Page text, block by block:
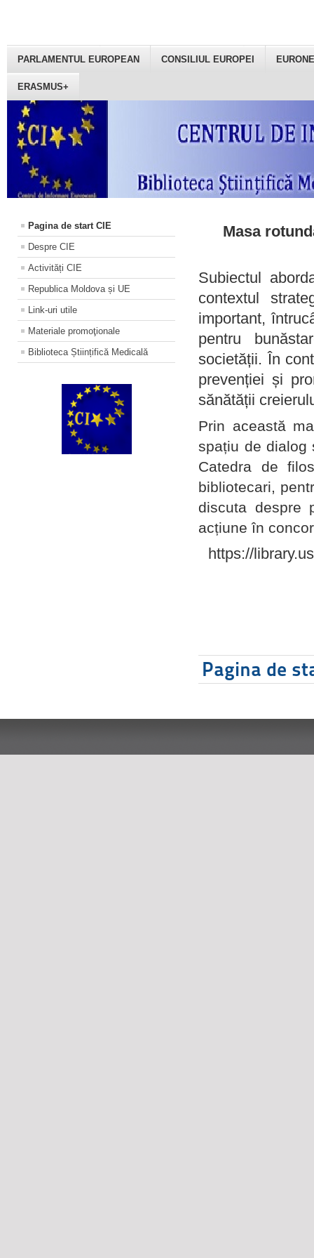
PARLAMENTUL EUROPEAN CONSILIUL EUROPEI
ERASMUS+
Pagina de start CIE
Despre CIE
Activități CIE
Republica Moldova și UE
Link-uri utile
Materiale promoţionale
Biblioteca Științifică Medicală
Masa
Subiectul
contextul
important,
pentru
societății. În
prevenției și
sănătății
Prin această
spațiu de dialog
Catedra de
bibliotecari,
discuta despre
acțiune în
https://
Pagina de